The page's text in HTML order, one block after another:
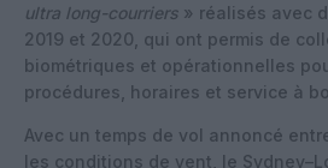
ultra long-courriers » réalisés avec
2019 et 2020, qui ont permis de
biométriques et opérationnelles
procédures, horaires et service à
Avec un temps de vol annoncé
les conditions de vent, le